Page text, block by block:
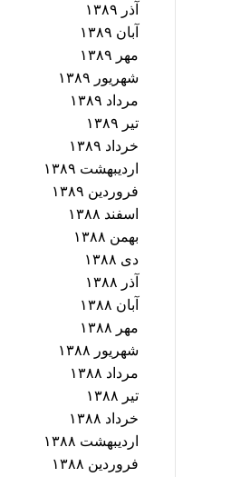
آذر ۱۳۸۹
آبان ۱۳۸۹
مهر ۱۳۸۹
شهریور ۱۳۸۹
مرداد ۱۳۸۹
تیر ۱۳۸۹
خرداد ۱۳۸۹
اردیبهشت ۱۳۸۹
فروردین ۱۳۸۹
اسفند ۱۳۸۸
بهمن ۱۳۸۸
دی ۱۳۸۸
آذر ۱۳۸۸
آبان ۱۳۸۸
مهر ۱۳۸۸
شهریور ۱۳۸۸
مرداد ۱۳۸۸
تیر ۱۳۸۸
خرداد ۱۳۸۸
اردیبهشت ۱۳۸۸
فروردین ۱۳۸۸